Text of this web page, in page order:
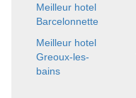
Meilleur hotel
Barcelonnette
Meilleur hotel
Greoux-les-
bains